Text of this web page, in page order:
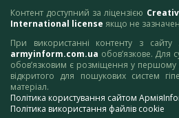
Контент доступний за ліцензією
International license якщо не
При використанні контенту з
armyinform.com.ua обов’язкове. Для
обов’язковим є розміщення у першому
відкритого для пошукових систем
матеріал.
Політика користування сайтом
Політика використання файлів cookie